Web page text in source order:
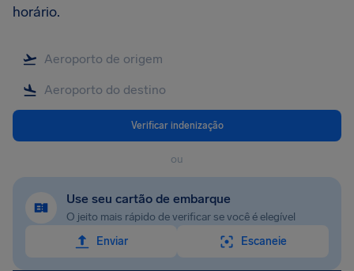
horário.
Verificar indenização
ou
Use seu cartão de embarque
O jeito mais rápido de verificar se você é elegível
Enviar
Escaneie